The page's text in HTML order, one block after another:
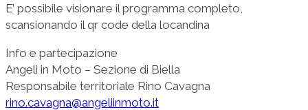
E’ possibile visionare il programma completo,
scansionando il qr code della locandina
Info e partecipazione
Angeli in Moto – Sezione di Biella
Responsabile territoriale Rino Cavagna
rino.cavagna@angeliinmoto.it